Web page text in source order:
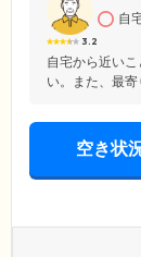
3.2
自
自宅から近い
い。また、最
空き状